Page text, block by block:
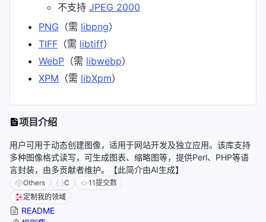
不支持 JPEG 2000
PNG （需 libpng）
TIFF （需 libtiff）
WebP （需 libwebp）
XPM （需 libXpm）
项目介绍
用户可用于动态创建图像，适用于网站开发及独立应用。该库支持
多种图像格式读写，可生成图表、缩略图等，提供Perl、PHP等语
言封装，由多贡献者维护。【此简介由AI生成】
Others C 11提交数
定制我的领域
README